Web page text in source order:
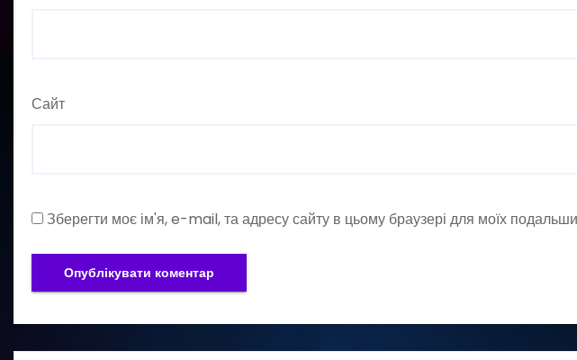
Сайт
Зберегти моє ім'я, e-mail, та адресу сайту в цьому браузері для моїх